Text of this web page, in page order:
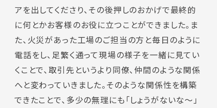
アを出してくださり、その後押しのおかげで最終的
に何とかお客様のお役に立つことができました。ま
た、火災があった工場のご担当の方と毎日のように
電話をし、足繁く通って現場の様子を一緒に見てい
くことで、取引先というより同僚、仲間のような関係
へと変わっていきました。そのような関係性を構築
できたことで、多少の無理にも「しょうがないな～」